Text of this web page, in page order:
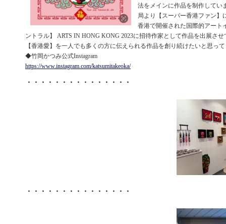
法をメインに作品を制作してい
局より【スーパー香港ファン】
香港で開催された国際的アート
ントラル】 ARTS IN HONG KONG 2023に招待作家として作品を出展さ
【香港愛】を一人でも多くの方に伝えられる作品を創り続けたいと思っ
◆竹岡かつみ公式Instagram
https://www.instagram.com/katsumitakeoka/
・・・・・・・・・・・・・・・
・・・・・・・・・・・・・・・